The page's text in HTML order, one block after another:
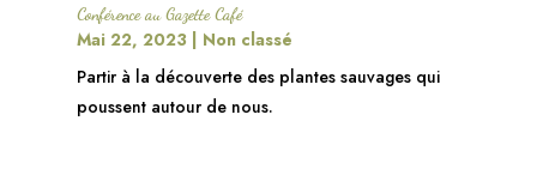
Conférence au Gazette Café
Mai 22, 2023
Non classé
Partir à la découverte des plantes sauvages qui
poussent autour de nous.